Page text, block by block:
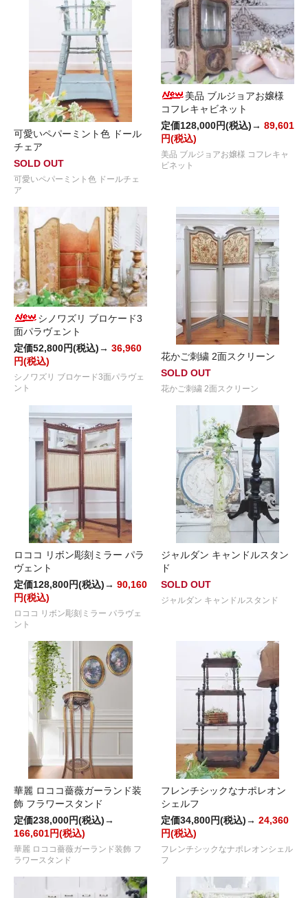
可愛いペパーミント色 ドール
チェア
SOLD OUT
可愛いペパーミント色 ドールチェ
ア
美品 ブルジョアお嬢様
コフレキャビネット
定価128,000円(税込)→ 89,601
円(税込)
美品 ブルジョアお嬢様 コフレキャ
ビネット
シノワズリ ブロケード3
面パラヴェント
定価52,800円(税込)→ 36,960
円(税込)
シノワズリ ブロケード3面パラヴェ
ント
花かご刺繍 2面スクリーン
SOLD OUT
花かご刺繍 2面スクリーン
ロココ リボン彫刻ミラー パラ
ヴェント
定価128,800円(税込)→ 90,160
円(税込)
ロココ リボン彫刻ミラー パラヴェ
ント
ジャルダン キャンドルスタン
ド
SOLD OUT
ジャルダン キャンドルスタンド
華麗 ロココ薔薇ガーランド装
飾 フラワースタンド
定価238,000円(税込)→
166,601円(税込)
華麗 ロココ薔薇ガーランド装飾 フ
ラワースタンド
フレンチシックなナポレオン
シェルフ
定価34,800円(税込)→ 24,360
円(税込)
フレンチシックなナポレオンシェル
フ